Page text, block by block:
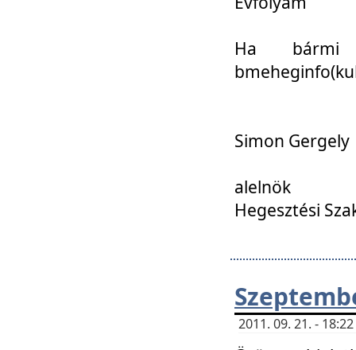
Ha
Simon Gergely
alelnök
Hegesztési
2011. 09. 21. -